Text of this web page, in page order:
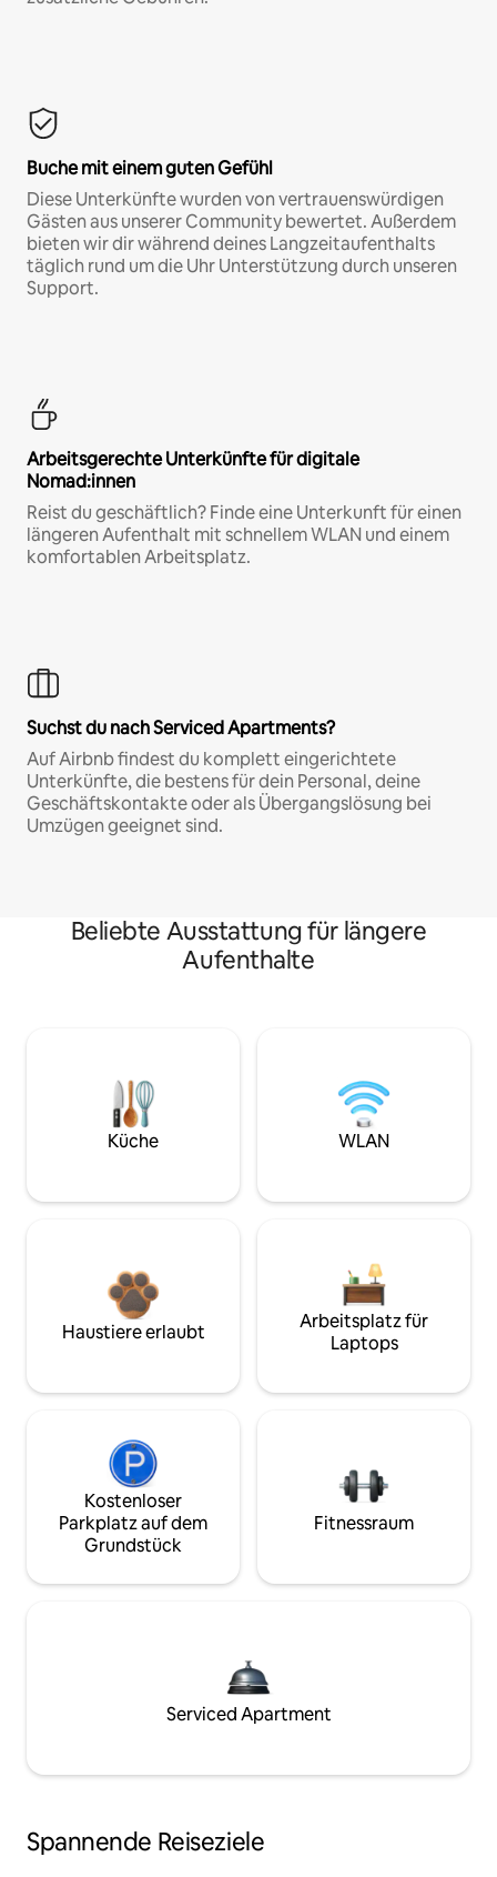
Buche mit einem guten Gefühl
Diese Unterkünfte wurden von vertrauenswürdigen
Gästen aus unserer Community bewertet. Außerdem
bieten wir dir während deines Langzeitaufenthalts
täglich rund um die Uhr Unterstützung durch unseren
Support.
Arbeitsgerechte Unterkünfte für digitale
Nomad:innen
Reist du geschäftlich? Finde eine Unterkunft für einen
längeren Aufenthalt mit schnellem WLAN und einem
komfortablen Arbeitsplatz.
Suchst du nach Serviced Apartments?
Auf Airbnb findest du komplett eingerichtete
Unterkünfte, die bestens für dein Personal, deine
Geschäftskontakte oder als Übergangslösung bei
Umzügen geeignet sind.
Beliebte Ausstattung für längere
Aufenthalte
Küche WLAN
Haustiere erlaubt
Arbeitsplatz für
Laptops
Kostenloser
Parkplatz auf dem
Grundstück
Fitnessraum
Serviced Apartment
Spannende Reiseziele